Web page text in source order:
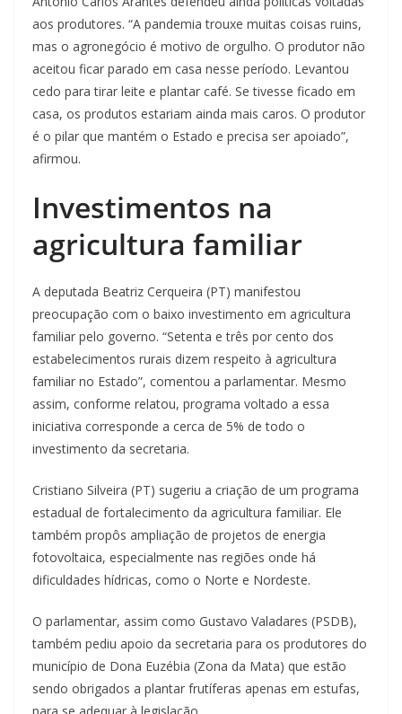
aos produtores. “A pandemia trouxe muitas coisas ruins,
mas o agronegócio é motivo de orgulho. O produtor não
aceitou ficar parado em casa nesse período. Levantou
cedo para tirar leite e plantar café. Se tivesse ficado em
casa, os produtos estariam ainda mais caros. O produtor
é o pilar que mantém o Estado e precisa ser apoiado”,
afirmou.
Investimentos na
agricultura familiar
A deputada Beatriz Cerqueira (PT) manifestou
preocupação com o baixo investimento em agricultura
familiar pelo governo. “Setenta e três por cento dos
estabelecimentos rurais dizem respeito à agricultura
familiar no Estado”, comentou a parlamentar. Mesmo
assim, conforme relatou, programa voltado a essa
iniciativa corresponde a cerca de 5% de todo o
investimento da secretaria.
Cristiano Silveira (PT) sugeriu a criação de um programa
estadual de fortalecimento da agricultura familiar. Ele
também propôs ampliação de projetos de energia
fotovoltaica, especialmente nas regiões onde há
dificuldades hídricas, como o Norte e Nordeste.
O parlamentar, assim como Gustavo Valadares (PSDB),
também pediu apoio da secretaria para os produtores do
município de Dona Euzébia (Zona da Mata) que estão
sendo obrigados a plantar frutíferas apenas em estufas,